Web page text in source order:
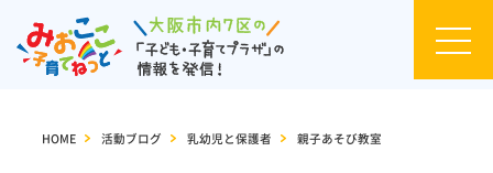
HOME > 活動ブログ > 乳幼児と保護者 > 親子あそび教室